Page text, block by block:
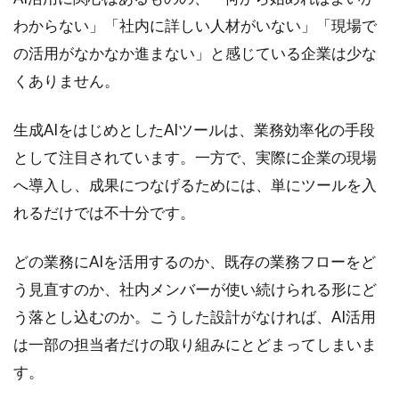
｜
即
戦
力
人
で
め
る
業
務
率
化
と
属
人
化
解
わからない」「社内に詳しい人材がいない」「現場で
の活用がなかなか進まない」と感じている企業は少な
くありません。
生成AIをはじめとしたAIツールは、業務効率化の手段
として注目されています。一方で、実際に企業の現場
へ導入し、成果につなげるためには、単にツールを入
れるだけでは不十分です。
どの業務にAIを活用するのか、既存の業務フローをど
う見直すのか、社内メンバーが使い続けられる形にど
う落とし込むのか。こうした設計がなければ、AI活用
は一部の担当者だけの取り組みにとどまってしまいま
す。